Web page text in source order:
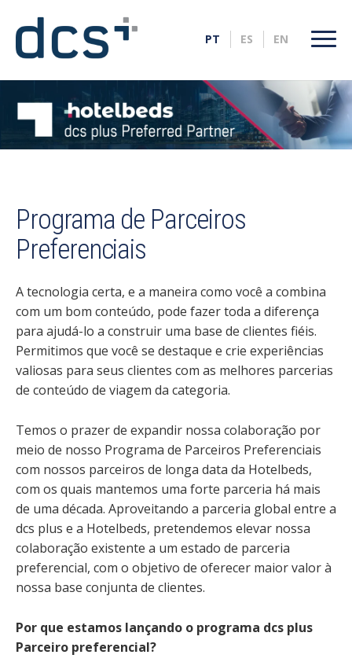
Programa de Parceiros
Preferenciais
A tecnologia certa, e a maneira como você a combina
com um bom conteúdo, pode fazer toda a diferença
para ajudá-lo a construir uma base de clientes fiéis.
Permitimos que você se destaque e crie experiências
valiosas para seus clientes com as melhores parcerias
de conteúdo de viagem da categoria.
Temos o prazer de expandir nossa colaboração por
meio de nosso Programa de Parceiros Preferenciais
com nossos parceiros de longa data da Hotelbeds,
com os quais mantemos uma forte parceria há mais
de uma década. Aproveitando a parceria global entre a
dcs plus e a Hotelbeds, pretendemos elevar nossa
colaboração existente a um estado de parceria
preferencial, com o objetivo de oferecer maior valor à
nossa base conjunta de clientes.
Por que estamos lançando o programa dcs plus
Parceiro preferencial?